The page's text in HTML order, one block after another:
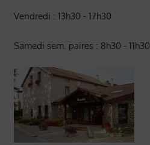
Vendredi : 13h30 - 17h30
Samedi sem. paires : 8h30 - 11h30